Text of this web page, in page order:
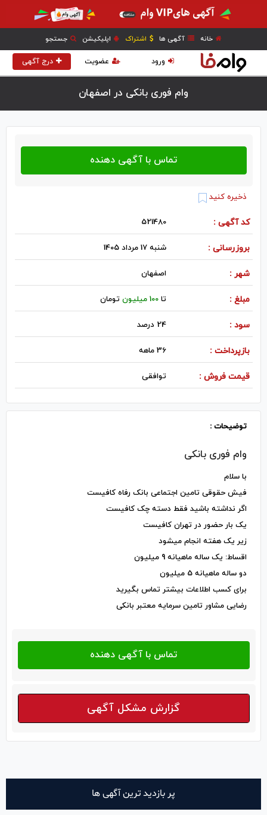
خانه آگهی ها اشتراک اپلیکیشن جستجو
درج آگهی عضویت ورود
وام فوری بانکی در اصفهان
ذخیره کنید
کد آگهی : 521480
بروزرسانی : شنبه 17 مرداد 1405
شهر : اصفهان
مبلغ : تا100 میلیون تومان
سود : 24 درصد
بازپرداخت : 36 ماهه
قیمت فروش : توافقی
توضیحات :
وام فوری بانکی
با سلام
فیش حقوقی تامین اجتماعی بانک رفاه کافیست
اگر نداشته باشید فقط دسته چک کافیست
یک بار حضور در تهران کافیست
زیر یک هفته انجام میشود
اقساط: یک ساله ماهیانه 9 میلیون
دو ساله ماهیانه 5 میلیون
برای کسب اطلاعات بیشتر تماس بگیرید
رضایی مشاور تامین سرمایه معتبر بانکی
گزارش مشکل آگهی
پر بازدید ترین آگهی ها